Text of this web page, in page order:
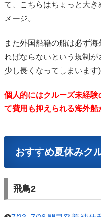
て、こちらはちょっと大
メージ。
また外国船籍の船は必ず
ればならないという規制
少し長くなってしまいます
個人的にはクルーズ未経験
て費用も抑えられる海外船
おすすめ夏休みク
飛鳥2